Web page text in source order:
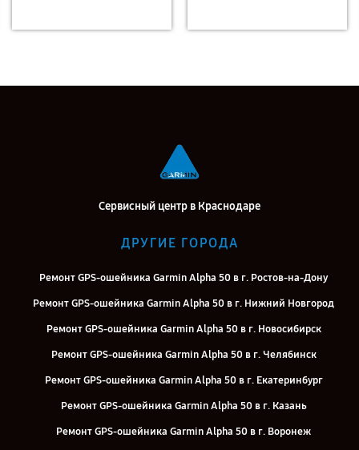
Сервисный центр в Краснодаре
ДРУГИЕ ГОРОДА
Ремонт GPS-ошейника Garmin Alpha 50 в г. Ростов-на-Дону
Ремонт GPS-ошейника Garmin Alpha 50 в г. Нижний Новгород
Ремонт GPS-ошейника Garmin Alpha 50 в г. Новосибирск
Ремонт GPS-ошейника Garmin Alpha 50 в г. Челябинск
Ремонт GPS-ошейника Garmin Alpha 50 в г. Екатеринбург
Ремонт GPS-ошейника Garmin Alpha 50 в г. Казань
Ремонт GPS-ошейника Garmin Alpha 50 в г. Воронеж